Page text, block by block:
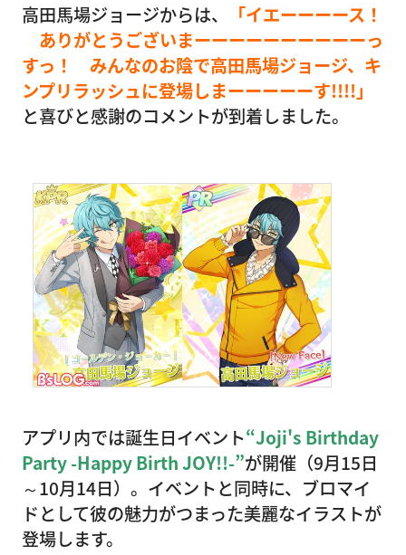
高田馬場ジョージからは、
「イエーーーース！
ありがとうございまーーーーーーーーーーっ
すっ！ みんなのお陰で高田馬場ジョージ、キ
ンプリラッシュに登場しまーーーーーす!!!!」
と喜びと感謝のコメントが到着しました。
アプリ内では誕生日イベント“Joji's Birthday
Party -Happy Birth JOY!!-”が開催（9月15日
～10月14日）。イベントと同時に、ブロマイ
ドとして彼の魅力がつまった美麗なイラストが
登場します。